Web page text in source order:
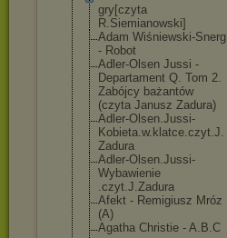
gry[czyta
R.Siemianowski]
Adam Wiśniewski-Snerg
- Robot
Adler-Olsen Jussi -
Departament Q. Tom 2.
Zabójcy bażantów
(czyta Janusz Zadura)
Adler-Olsen.Jussi-
Kobieta.w. klatce.czyt.J.
Zadura
Adler-Olsen.Jussi-
Wybawienie
.czyt.J.Zadura
Afekt - Remigiusz Mróz
(A)
Agatha Christie - A.B.C